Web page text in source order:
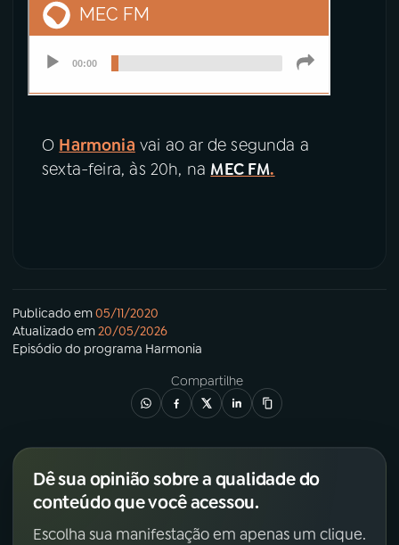
O Harmonia vai ao ar de segunda a
sexta-feira, às 20h, na MEC FM.
Publicado em05/11/2020
Atualizado em20/05/2026
Episódio do programa Harmonia
Compartilhe
Dê sua opinião sobre a qualidade do
conteúdo que você acessou.
Escolha sua manifestação em apenas um clique.